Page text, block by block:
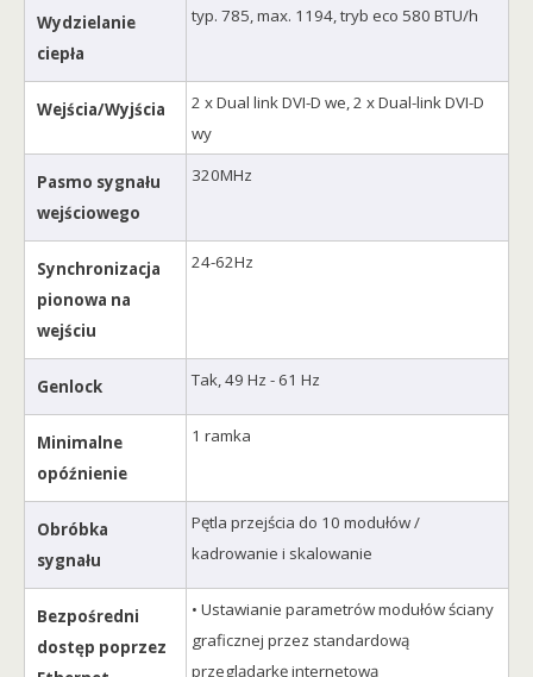
Wydzielanie
ciepła
typ. 785, max. 1194, tryb eco 580 BTU/h
Wejścia/Wyjścia
2 x Dual link DVI-D we, 2 x Dual-link DVI-D
wy
Pasmo sygnału
wejściowego
320MHz
Synchronizacja
pionowa na
wejściu
24-62Hz
Genlock Tak, 49 Hz - 61 Hz
Minimalne
opóźnienie
1 ramka
Obróbka
sygnału
Pętla przejścia do 10 modułów /
kadrowanie i skalowanie
Bezpośredni
dostęp poprzez
• Ustawianie parametrów modułów ściany
graficznej przez standardową
przeglądarkę internetową